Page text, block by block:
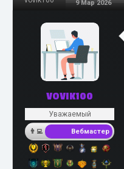
9 Мар 2026
VOVIK100
Уважаемый
Вебмастер